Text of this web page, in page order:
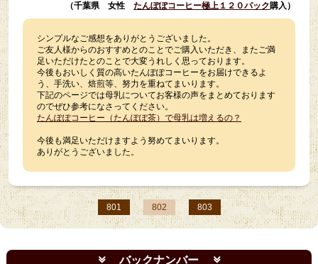
（千葉県 女性 たんぽぽコーヒー極上１２０パック購入）
シンプルなご感想をありがとうございました。
ご友人様からのおすすめとのことでご購入いただき、またご満
足いただけたとのことで大変うれしく思っております。
今後もおいしく質の高いたんぽぽコーヒーをお届けできるよ
う、手洗い、焙煎等、努力を重ねてまいります。
下記のページでは母乳についてお客様の声をまとめております
のでぜひ参考になさってください。
たんぽぽコーヒー（たんぽぽ茶）で母乳は増えるの？
今後も満足いただけますよう努めてまいります。
ありがとうございました。
801 802 803
バックナンバー